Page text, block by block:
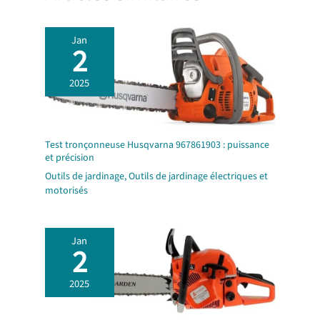
Jan
2
2025
Test tronçonneuse Husqvarna 967861903 : puissance
et précision
Outils de jardinage,Outils de jardinage électriques et
motorisés
Jan
2
2025